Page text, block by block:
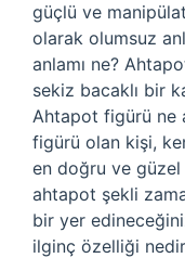
güçlü ve
olarak olumsuz
anlamı ne?
sekiz bacaklı bir
Ahtapot figürü ne
figürü olan kişi,
en doğru ve güzel
ahtapot şekli
bir yer
ilginç özelliği